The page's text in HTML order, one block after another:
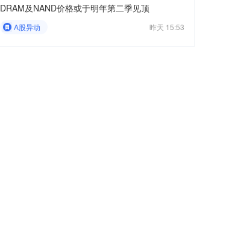
DRAM及NAND价格或于明年第二季见顶
A股异动 昨天 15:53